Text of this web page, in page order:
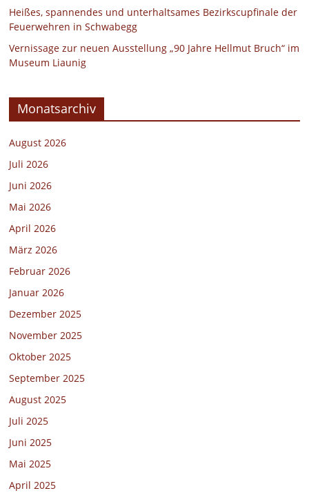
Heißes, spannendes und unterhaltsames Bezirkscupfinale der
Feuerwehren in Schwabegg
Vernissage zur neuen Ausstellung „90 Jahre Hellmut Bruch“ im
Museum Liaunig
Monatsarchiv
August 2026
Juli 2026
Juni 2026
Mai 2026
April 2026
März 2026
Februar 2026
Januar 2026
Dezember 2025
November 2025
Oktober 2025
September 2025
August 2025
Juli 2025
Juni 2025
Mai 2025
April 2025